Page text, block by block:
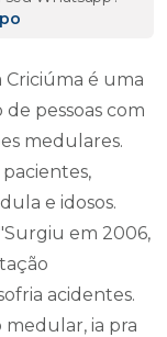
Criciúma é uma
pessoas com
medulares.
e idosos.
em 2006,
acidentes.
medular, ia pra